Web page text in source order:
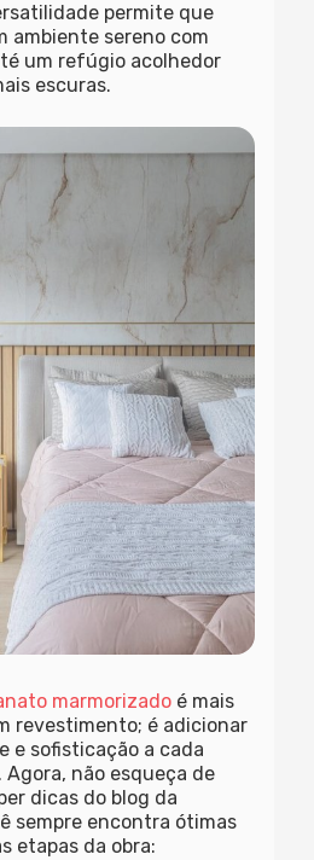
permite que
ambiente sereno com
um refúgio acolhedor
escuras.
marmorizado é mais
revestimento; é adicionar
e sofisticação a cada
não esqueça de
dicas do blog da
sempre encontra ótimas
etapas da obra: